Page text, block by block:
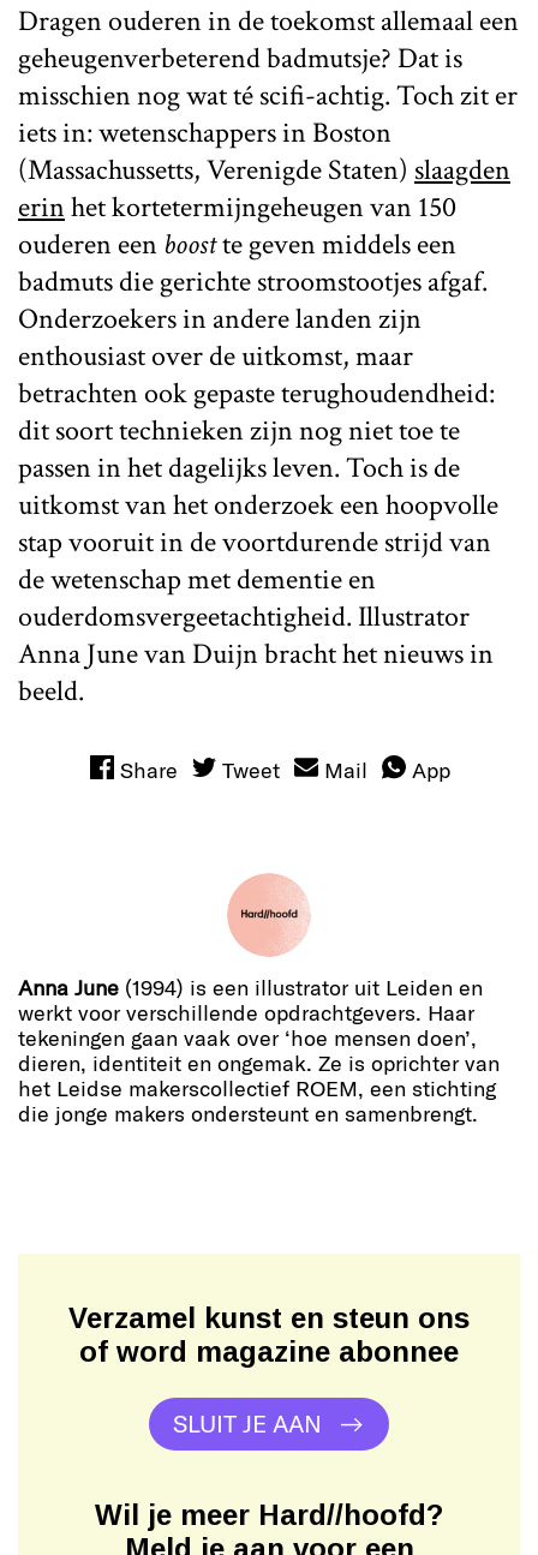
Dragen ouderen in de toekomst allemaal een
geheugenverbeterend badmutsje? Dat is
misschien nog wat té scifi-achtig. Toch zit er
iets in: wetenschappers in Boston
(Massachussetts, Verenigde Staten) slaagden
erinhet kortetermijngeheugen van 150
ouderen een boostte geven middels een
badmuts die gerichte stroomstootjes afgaf.
Onderzoekers in andere landen zijn
enthousiast over de uitkomst, maar
betrachten ook gepaste terughoudendheid:
dit soort technieken zijn nog niet toe te
passen in het dagelijks leven. Toch is de
uitkomst van het onderzoek een hoopvolle
stap vooruit in de voortdurende strijd van
de wetenschap met dementie en
ouderdomsvergeetachtigheid. Illustrator
Anna June van Duijn bracht het nieuws in
beeld.
Share Tweet Mail App
Anna June (1994) is een illustrator uit Leiden en
werkt voor verschillende opdrachtgevers. Haar
tekeningen gaan vaak over ‘hoe mensen doen’,
dieren, identiteit en ongemak. Ze is oprichter van
het Leidse makerscollectief ROEM, een stichting
die jonge makers ondersteunt en samenbrengt.
Verzamel kunst en steun ons
of word magazine abonnee
SLUIT JE AAN
Wil je meer Hard//hoofd?